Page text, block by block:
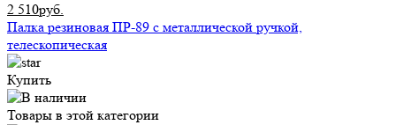
2 510руб.
Палка резиновая ПР-89 с металлической ручкой,
телескопическая
Купить
Товары в этой категории